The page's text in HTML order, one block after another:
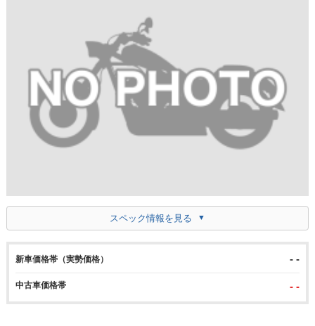
スペック情報を見る
新車価格帯（実勢価格） - -
中古車価格帯 - -